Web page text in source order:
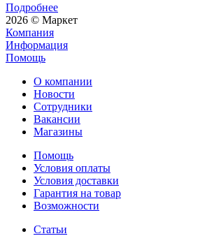
Подробнее
2026 © Маркет
Компания
Информация
Помощь
О компании
Новости
Сотрудники
Вакансии
Магазины
Помощь
Условия оплаты
Условия доставки
Гарантия на товар
Возможности
Статьи